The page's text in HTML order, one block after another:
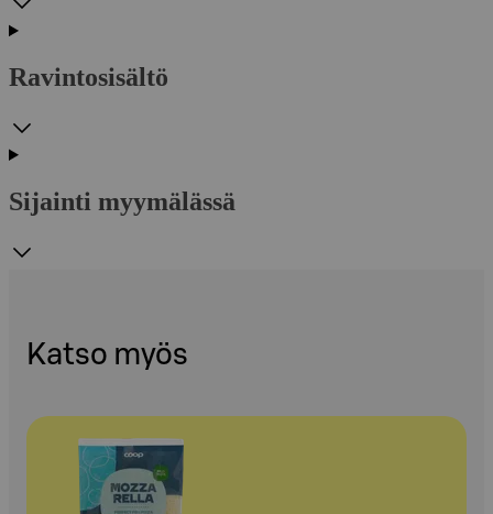
Ravintosisältö
Sijainti myymälässä
Katso myös